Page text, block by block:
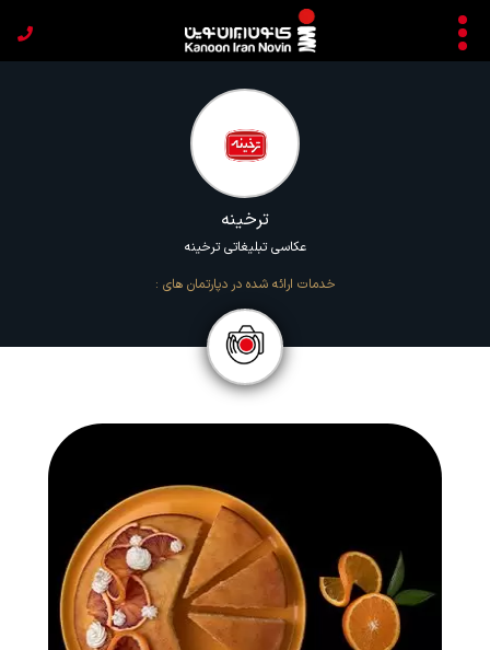
ترخینه
عکاسی تبلیغاتی ترخینه
خدمات ارائه شده در دپارتمان های :